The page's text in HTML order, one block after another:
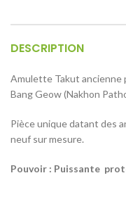
DESCRIPTION
Amulette Takut ancienne
Bang Geow (Nakhon
Pièce unique datant des
neuf sur mesure.
Pouvoir : Puissante